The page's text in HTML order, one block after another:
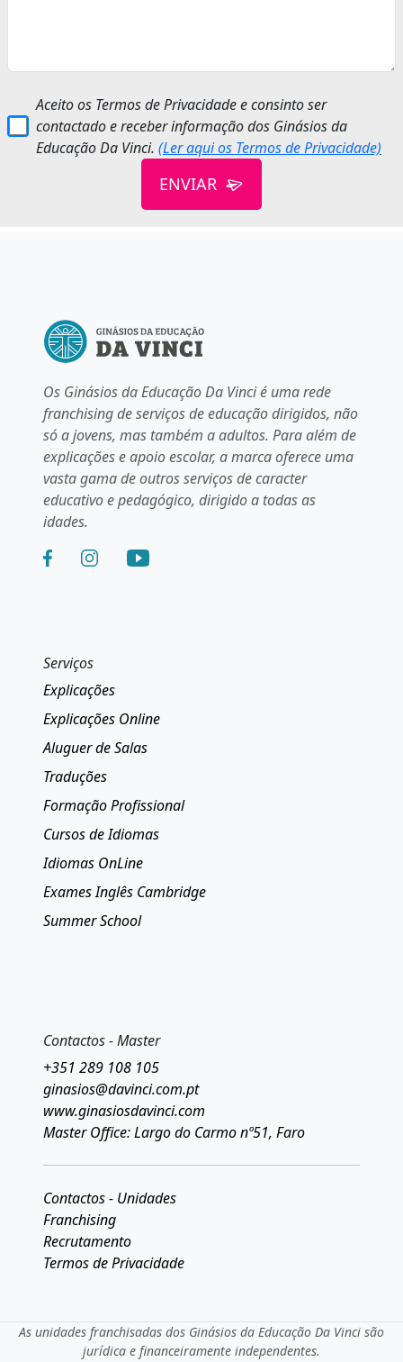
Aceito os Termos de Privacidade e consinto ser
contactado e receber informação dos Ginásios da
Educação Da Vinci.(Ler aqui os Termos de Privacidade)
ENVIAR
Os Ginásios da Educação Da Vinci é uma rede
franchising de serviços de educação dirigidos, não
só a jovens, mas também a adultos. Para além de
explicações e apoio escolar, a marca oferece uma
vasta gama de outros serviços de caracter
educativo e pedagógico, dirigido a todas as
idades.
Serviços
Explicações
Explicações Online
Aluguer de Salas
Traduções
Formação Profissional
Cursos de Idiomas
Idiomas OnLine
Exames Inglês Cambridge
Summer School
Contactos - Master
+351 289 108 105
ginasios@davinci.com.pt
www.ginasiosdavinci.com
Master Office: Largo do Carmo nº51, Faro
Contactos - Unidades
Franchising
Recrutamento
Termos de Privacidade
As unidades franchisadas dos Ginásios da Educação Da Vinci são
jurídica e financeiramente independentes.